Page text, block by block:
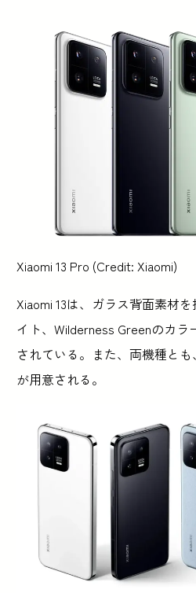
Xiaomi 13 Pro (Credit: Xiaomi)
Xiaomi 13は、ガラス背面素材
イト、Wilderness Greenのカ
されている。また、両機種と
が用意される。